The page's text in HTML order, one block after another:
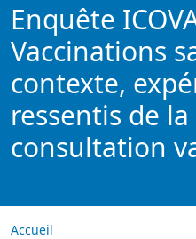
Enquête
Vaccinations
contexte,
ressentis de
consultation
Accueil